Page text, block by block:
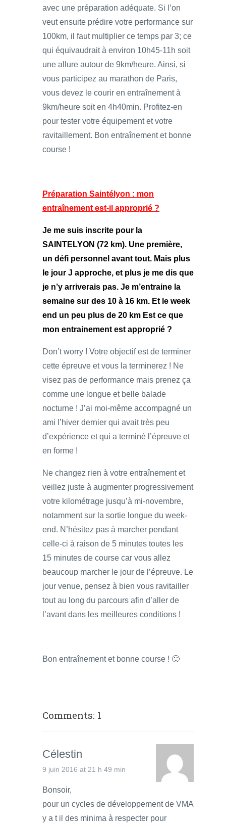
avec une préparation adéquate. Si l’on
veut ensuite prédire votre performance sur
100km, il faut multiplier ce temps par 3; ce
qui équivaudrait à environ 10h45-11h soit
une allure autour de 9km/heure. Ainsi, si
vous participez au marathon de Paris,
vous devez le courir en entraînement à
9km/heure soit en 4h40min. Profitez-en
pour tester votre équipement et votre
ravitaillement. Bon entraînement et bonne
course !
Préparation Saintélyon : mon
entraînement est-il approprié ?
Je me suis inscrite pour la
SAINTELYON (72 km). Une première,
un défi personnel avant tout. Mais plus
le jour J approche, et plus je me dis que
je n’y arriverais pas. Je m’entraine la
semaine sur des 10 à 16 km. Et le week
end un peu plus de 20 km Est ce que
mon entrainement est approprié ?
Don’t worry ! Votre objectif est de terminer
cette épreuve et vous la terminerez ! Ne
visez pas de performance mais prenez ça
comme une longue et belle balade
nocturne ! J’ai moi-même accompagné un
ami l’hiver dernier qui avait très peu
d’expérience et qui a terminé l’épreuve et
en forme !
Ne changez rien à votre entraînement et
veillez juste à augmenter progressivement
votre kilométrage jusqu’à mi-novembre,
notamment sur la sortie longue du week-
end. N’hésitez pas à marcher pendant
celle-ci à raison de 5 minutes toutes les
15 minutes de course car vous allez
beaucoup marcher le jour de l’épreuve. Le
jour venue, pensez à bien vous ravitailler
tout au long du parcours afin d’aller de
l’avant dans les meilleures conditions !
Bon entraînement et bonne course ! 🙂
Comments: 1
Célestin
9 juin 2016 at 21 h 49 min
Bonsoir,
pour un cycles de développement de VMA
y a t il des minima à respecter pour